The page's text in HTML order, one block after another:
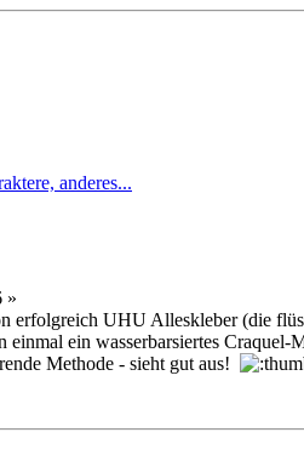
»
erfolgreich UHU Alleskleber (die
einmal ein wasserbarsiertes
Methode - sieht gut aus!